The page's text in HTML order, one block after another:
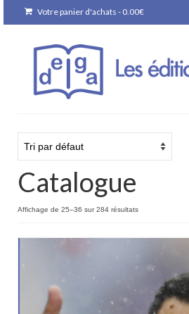
Votre panier d'achats - 0.00€
Catalogue
Affichage de 25–36 sur 284 résultats